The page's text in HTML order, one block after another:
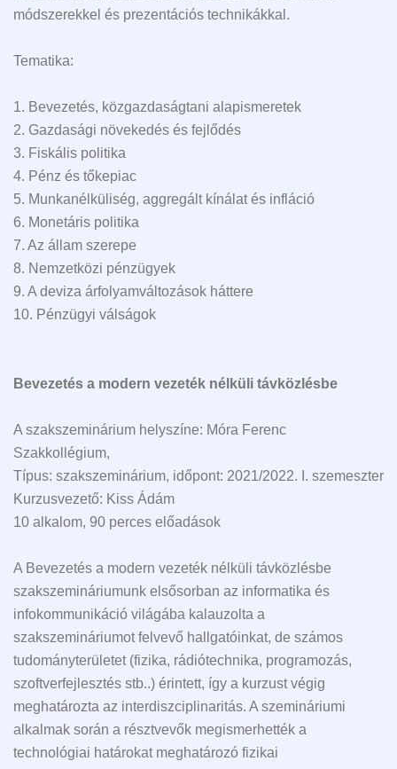
módszerekkel és prezentációs technikákkal.
Tematika:
1. Bevezetés, közgazdaságtani alapismeretek
2. Gazdasági növekedés és fejlődés
3. Fiskális politika
4. Pénz és tőkepiac
5. Munkanélküliség, aggregált kínálat és infláció
6. Monetáris politika
7. Az állam szerepe
8. Nemzetközi pénzügyek
9. A deviza árfolyamváltozások háttere
10. Pénzügyi válságok
Bevezetés a modern vezeték nélküli távközlésbe
A szakszeminárium helyszíne: Móra Ferenc
Szakkollégium,
Típus: szakszeminárium, időpont: 2021/2022. I. szemeszter
Kurzusvezető: Kiss Ádám
10 alkalom, 90 perces előadások
A Bevezetés a modern vezeték nélküli távközlésbe
szakszemináriumunk elsősorban az informatika és
infokommunikáció világába kalauzolta a
szakszemináriumot felvevő hallgatóinkat, de számos
tudományterületet (fizika, rádiótechnika, programozás,
szoftverfejlesztés stb..) érintett, így a kurzust végig
meghatározta az interdiszciplinaritás. A szemináriumi
alkalmak során a résztvevők megismerhették a
technológiai határokat meghatározó fizikai